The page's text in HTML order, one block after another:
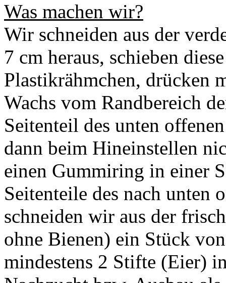
Was machen wir?
Wir schneiden aus der
7 cm heraus, schieben
Plastikrähmchen, drücken
Wachs vom Randbereich
Seitenteil des unten
dann beim Hineinstellen
einen Gummiring in einer
Seitenteile des nach unten
schneiden wir aus der
ohne Bienen) ein Stück
mindestens 2 Stifte (Eier)